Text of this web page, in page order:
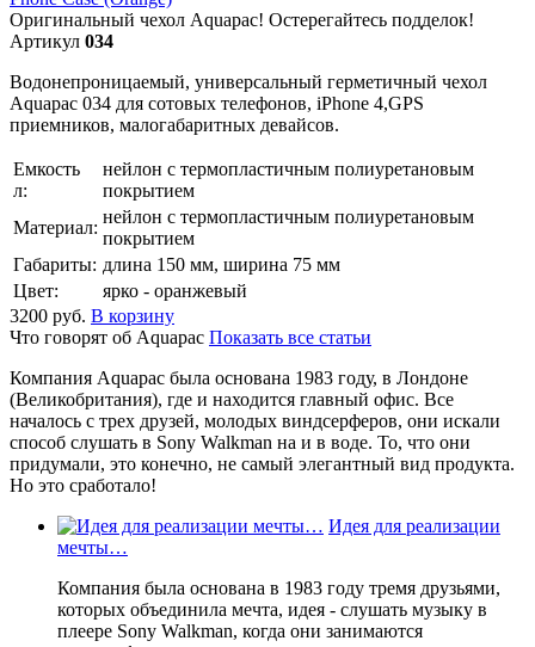
Оригинальный чехол Aquapac! Остерегайтесь подделок!
Артикул 034
Водонепроницаемый, универсальный герметичный чехол
Aquapac 034 для сотовых телефонов, iPhone 4,GPS
приемников, малогабаритных девайсов.
Емкость
л:
нейлон с термопластичным полиуретановым
покрытием
Материал:
нейлон с термопластичным полиуретановым
покрытием
Габариты: длина 150 мм, ширина 75 мм
Цвет:
ярко - оранжевый
3200 руб. В корзину
Что говорят об Aquapac Показать все статьи
Компания Aquapac была основана 1983 году, в Лондоне
(Великобритания), где и находится главный офис. Все
началось с трех друзей, молодых виндсерферов, они искали
способ слушать в Sony Walkman на и в воде. То, что они
придумали, это конечно, не самый элегантный вид продукта.
Но это сработало!
Идея для реализации
мечты…
Компания была основана в 1983 году тремя друзьями,
которых объединила мечта, идея - слушать музыку в
плеере Sony Walkman, когда они занимаются